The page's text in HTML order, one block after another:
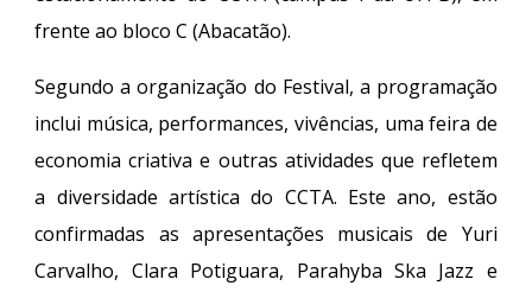
frente ao bloco C (Abacatão).
Segundo a organização do Festival, a programação
inclui música, performances, vivências, uma feira de
economia criativa e outras atividades que refletem
a diversidade artística do CCTA. Este ano, estão
confirmadas as apresentações musicais de Yuri
Carvalho, Clara Potiguara, Parahyba Ska Jazz e